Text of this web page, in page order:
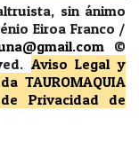
sin ánimo
Eiroa Franco /
©
Aviso Legal y
TAUROMAQUIA
Privacidad
de